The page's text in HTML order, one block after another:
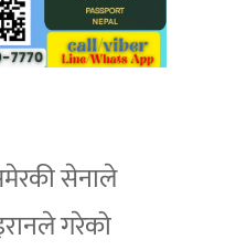
सेनाले
गरेको